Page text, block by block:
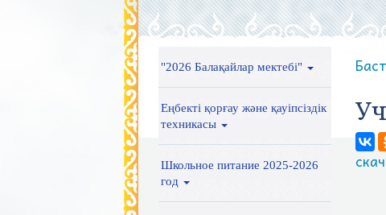
"2026 Балақайлар мектебі"
Еңбекті қорғау және қауіпсіздік
техникасы
Школьное питание 2025-2026
год